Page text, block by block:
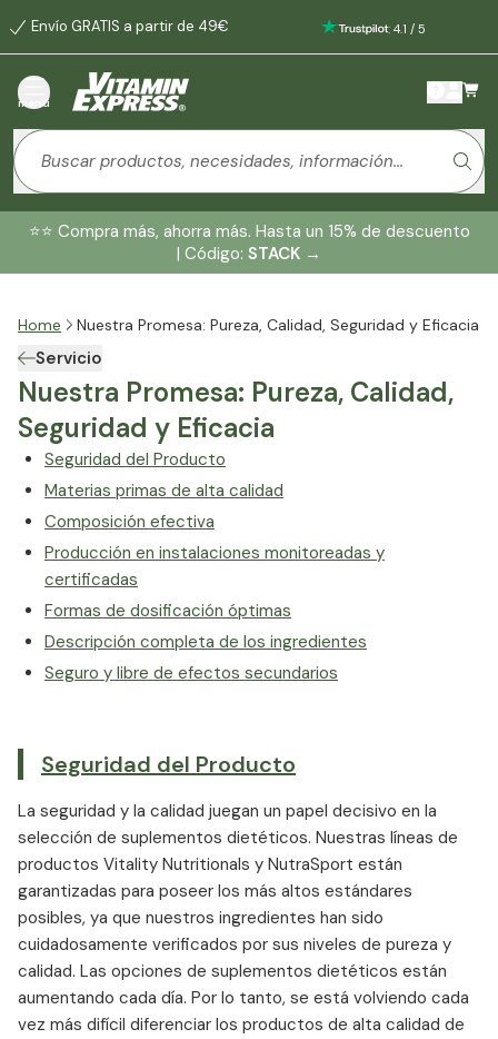
Envío GRATIS a partir de 49€ : 4.1 / 5
menú
⭐️⭐️ Compra más, ahorra más. Hasta un 15% de descuento
| Código: STACK →
Home Nuestra Promesa: Pureza, Calidad, Seguridad y Eficacia
Servicio
Nuestra Promesa: Pureza, Calidad,
Seguridad y Eficacia
Seguridad del Producto
Materias primas de alta calidad
Composición efectiva
Producción en instalaciones monitoreadas y
certificadas
Formas de dosificación óptimas
Descripción completa de los ingredientes
Seguro y libre de efectos secundarios
Seguridad del Producto
La seguridad y la calidad juegan un papel decisivo en la
selección de suplementos dietéticos. Nuestras líneas de
productos Vitality Nutritionals y NutraSport están
garantizadas para poseer los más altos estándares
posibles, ya que nuestros ingredientes han sido
cuidadosamente verificados por sus niveles de pureza y
calidad. Las opciones de suplementos dietéticos están
aumentando cada día. Por lo tanto, se está volviendo cada
vez más difícil diferenciar los productos de alta calidad de